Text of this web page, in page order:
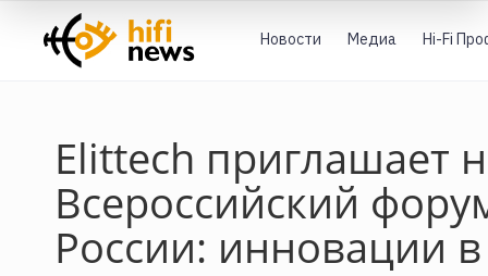
Новости Медиа Hi-Fi
Elittech приглашает
Всероссийский
России: инновации